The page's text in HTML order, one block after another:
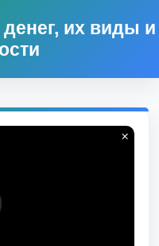
их виды и